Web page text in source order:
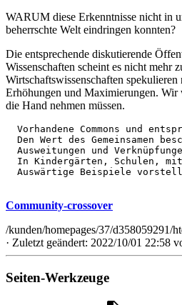
WARUM diese Erkenntnisse nicht in
beherrschte Welt eindringen konnten?
Die entsprechende diskutierende
Wissenschaften scheint es nicht mehr
Wirtschaftswissenschaften
Erhöhungen und Maximierungen. Wir
die Hand nehmen müssen.
Vorhandene Commons und
Den Wert des Gemeinsamen
Ausweitungen und
In Kindergärten, Schulen,
Auswärtige Beispiele
Community-crossover
/kunden/homepages/37/d358059291/
· Zuletzt geändert: 2022/10/01 22:58
Seiten-Werkzeuge